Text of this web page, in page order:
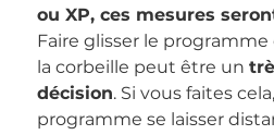
ou XP, ces mesures
Faire glisser le programme
la corbeille peut être un
décision. Si vous faites
programme se laisser